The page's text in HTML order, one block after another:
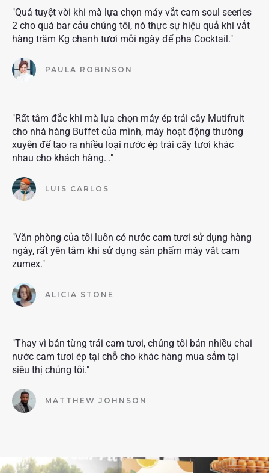
"Quá tuyệt vời khi mà lựa chọn máy vắt cam soul seeries
2 cho quá bar cảu chúng tôi, nó thực sự hiệu quả khi vắt
hàng trăm Kg chanh tươi mỗi ngày để pha Cocktail."
PAULA ROBINSON
"Rất tâm đắc khi mà lựa chọn máy ép trái cây Mutifruit
cho nhà hàng Buffet của mình, máy hoạt động thường
xuyên để tạo ra nhiều loại nước ép trái cây tươi khác
nhau cho khách hàng. ."
LUIS CARLOS
"Văn phòng của tôi luôn có nước cam tươi sử dụng hàng
ngày, rất yên tâm khi sử dụng sản phẩm máy vắt cam
zumex."
ALICIA STONE
"Thay vì bán từng trái cam tươi, chúng tôi bán nhiều chai
nước cam tươi ép tại chỗ cho khác hàng mua sắm tại
siêu thị chúng tôi."
MATTHEW JOHNSON